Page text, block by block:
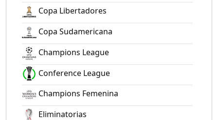
Copa Libertadores
Copa Sudamericana
Champions League
Conference League
Champions Femenina
Eliminatorias